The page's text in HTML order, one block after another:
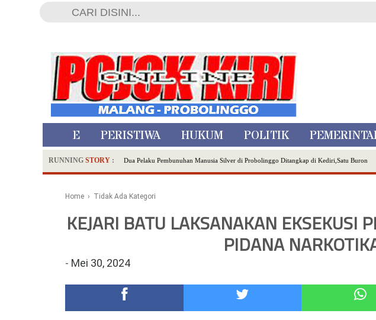
HOME PERISTIWA HUKUM POLITIK
RUNNING STORY : Dua Pelaku Pembunuhan Manusia Silver di Probolinggo Ditangkap di Kediri,Satu Buron
SDN Sumberejo 02 Kota Batu Kembangkan Program Inovasi Literasi Melalui LASKAR
Polsek Wonoasih Perkuat Ketahanan Pangan Lewat Dialog Bersama Petani
Tugu Tirta Usung 'Smart Water City' di Indonesia City Expo APEKSI XVIII Medan
Meriah,Peringati Hari Bhayangkara ke-80,Polres Batu Gelar Kapolres Cup 9 Ball
Healing-Healing Ke-Malang Batu Jangan Lupa Mampir Ke-Waroeng Tani Dau
Home › Tidak Ada Kategori
KEJARI BATU LAKSANAKAN EKSEKUSI
PIDANA
- Mei 30, 2024